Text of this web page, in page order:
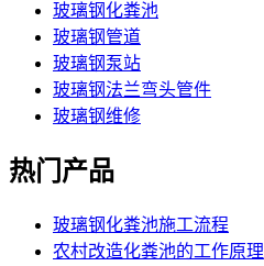
玻璃钢化粪池
玻璃钢管道
玻璃钢泵站
玻璃钢法兰弯头管件
玻璃钢维修
热门产品
玻璃钢化粪池施工流程
农村改造化粪池的工作原理